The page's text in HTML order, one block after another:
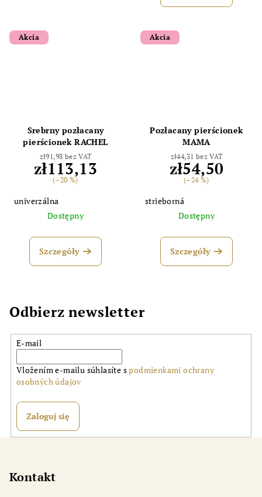
Akcia
Srebrny pozłacany
pierścionek RACHEL
zł91,98 bez VAT
zł113,13
(–20 %)
univerzálna
Dostępny
Szczegóły
Akcia
Pozłacany pierścionek
MAMA
zł44,31 bez VAT
zł54,50
(–24 %)
strieborná
Dostępny
Szczegóły
Odbierz newsletter
E-mail
Vložením e-mailu súhlasíte spodmienkami ochrany
osobných údajov
Zaloguj się
Kontakt